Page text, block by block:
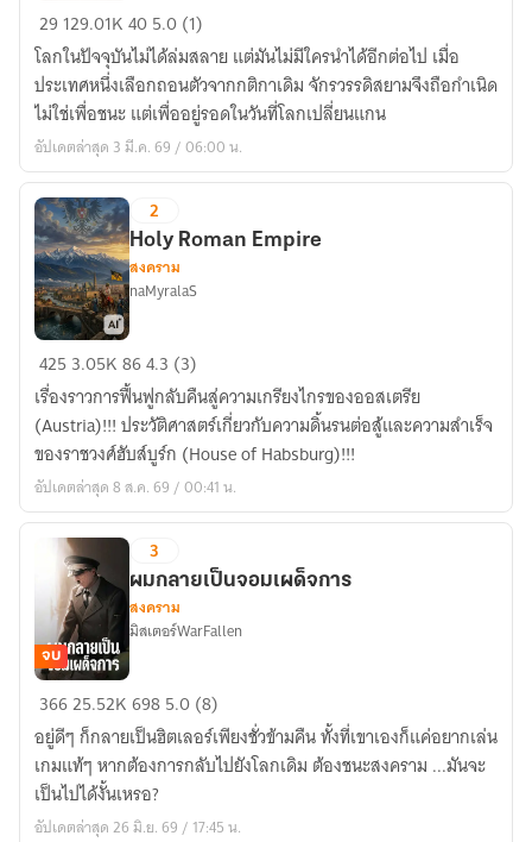
Siam
Empire
(จักรวรรดิ
สยาม)
29 129.01K405.0 (1)
โลกในปัจจุบันไม่ได้ล่มสลาย แต่มันไม่มีใครนำได้อีกต่อไป เมื่อ
ประเทศหนึ่งเลือกถอนตัวจากกติกาเดิม จักรวรรดิสยามจึงถือกำเนิด
ไม่ใช่เพื่อชนะ แต่เพื่ออยู่รอดในวันที่โลกเปลี่ยนแกน
อัปเดตล่าสุด 3 มี.ค. 69 / 06:00 น.
Holy
Roman
Empire
2
Holy Roman Empire
สงคราม
naMyralaS
425 3.05K864.3 (3)
เรื่องราวการฟื้นฟูกลับคืนสู่ความเกรียงไกรของออสเตรีย
(Austria)!!! ประวัติศาสตร์เกี่ยวกับความดิ้นรนต่อสู้และความสำเร็จ
ของราชวงศ์ฮับส์บูร์ก (House of Habsburg)!!!
อัปเดตล่าสุด 8 ส.ค. 69 / 00:41 น.
ผม
กลาย
เป็น
จอม
เผด็จการ
จบ
3
ผมกลายเป็นจอมเผด็จการ
สงคราม
มิสเตอร์WarFallen
36625.52K6985.0 (8)
อยู่ดีๆ ก็กลายเป็นฮิตเลอร์เพียงชั่วข้ามคืน ทั้งที่เขาเองก็แค่อยากเล่น
เกมแท้ๆ หากต้องการกลับไปยังโลกเดิม ต้องชนะสงคราม ...มันจะ
เป็นไปได้งั้นเหรอ?
อัปเดตล่าสุด 26 มิ.ย. 69 / 17:45 น.